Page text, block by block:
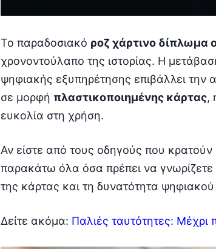
Το παραδοσιακό ροζ χάρτινο δίπλωμα
χρονοντούλαπο της ιστορίας. Η
ψηφιακής εξυπηρέτησης επιβάλλει την
σε μορφή πλαστικοποιημένης κάρτας,
ευκολία στη χρήση.
Αν είστε από τους οδηγούς που
παρακάτω όλα όσα πρέπει να
της κάρτας και τη δυνατότητα
Δείτε ακόμα: Παλιές ταυτότητες: Μέχρι